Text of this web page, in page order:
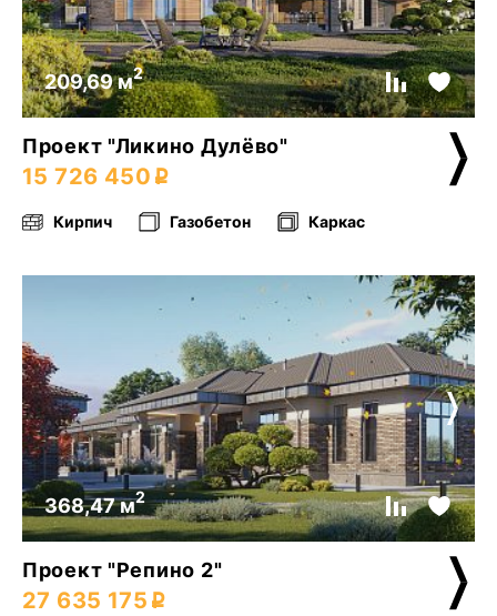
209,69 м2
Проект "Ликино Дулёво"
15 726 450
Кирпич Газобетон Каркас
368,47 м2
Проект "Репино 2"
27 635 175